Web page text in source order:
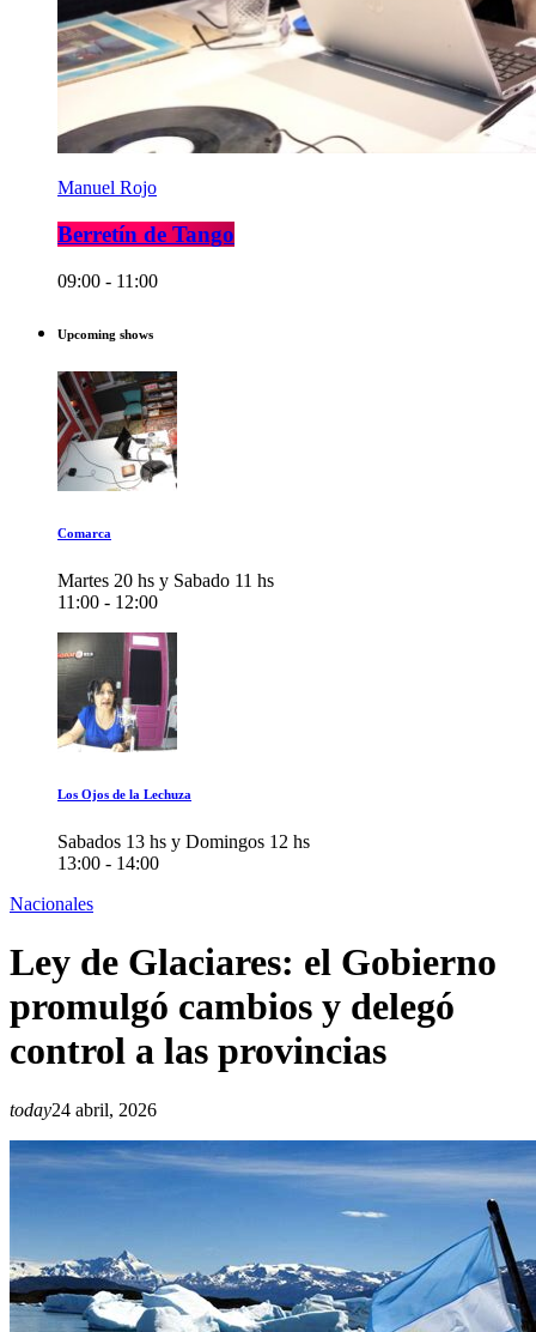
Manuel Rojo
Berretín de Tango
09:00 - 11:00
Upcoming shows
Comarca
Martes 20 hs y Sabado 11 hs
11:00 - 12:00
Los Ojos de la Lechuza
Sabados 13 hs y Domingos 12 hs
13:00 - 14:00
Nacionales
Ley de Glaciares: el Gobierno
promulgó cambios y delegó
control a las provincias
today24 abril, 2026